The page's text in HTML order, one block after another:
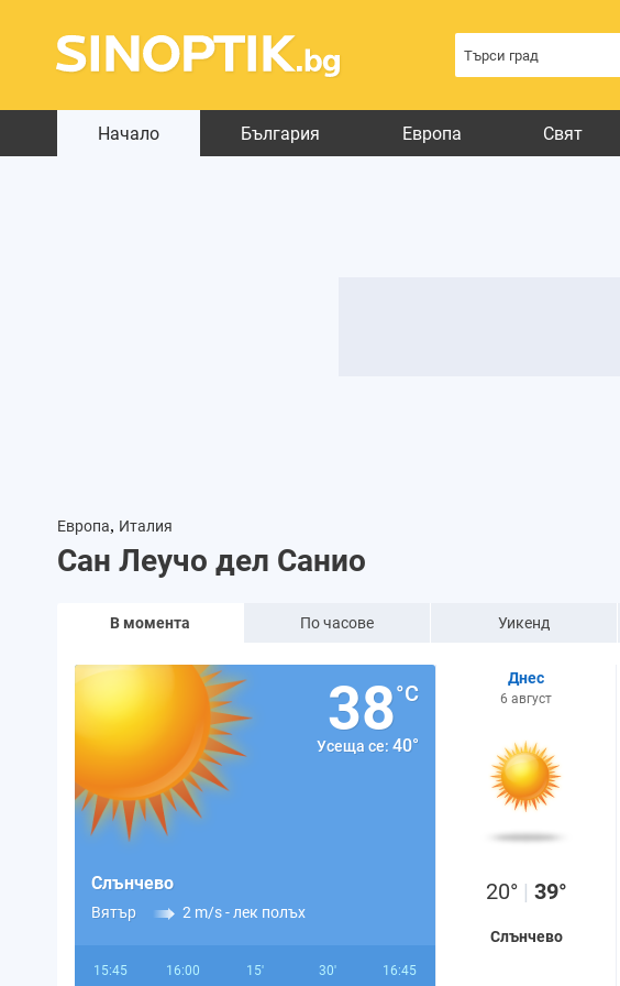
Начало България Европа Свят
Европа, Италия
Сан Леучо дел Санио
В момента По часове Уикенд
38°C
Усеща се: 40°
Слънчево
Вятър 2 m/s - лек полъх
15:45 16:00 15' 30' 16:45
Днес
6 август
20° | 39°
Слънчево